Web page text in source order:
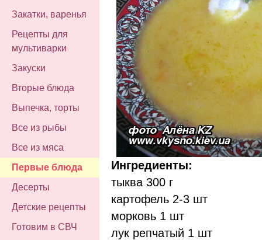
Закатки, варенья
Рецепты для
мультиварки
Закуски
Вторые блюда
Выпечка, торты
Все из рыбы
Все из мяса
Первые блюда
Десерты
Детские рецепты
Готовим в СВЧ
Ингредиенты:
тыква 300 г
картофель 2-3 шт
морковь 1 шт
лук репчатый 1 шт